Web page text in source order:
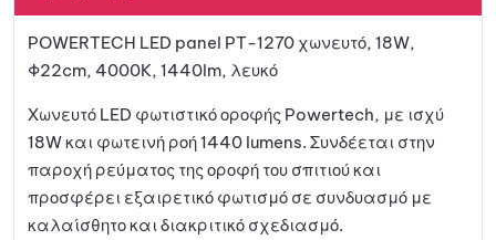
αγαπη
μένων
POWERTECH LED panel PT-1270 χωνευτό, 18W,
Φ22cm, 4000K, 1440lm, λευκό
Χωνευτό LED φωτιστικό οροφής Powertech, με ισχύ
18W και φωτεινή ροή 1440 lumens. Συνδέεται στην
παροχή ρεύματος της οροφή του σπιτιού και
προσφέρει εξαιρετικό φωτισμό σε συνδυασμό με
καλαίσθητο και διακριτικό σχεδιασμό.